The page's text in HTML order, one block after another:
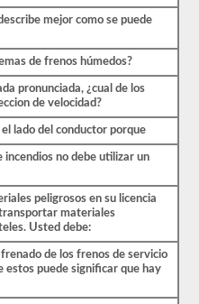
mejor como se puede
de frenos húmedos?
pronunciada, ¿cual de los
de velocidad?
lado del conductor porque
incendios no debe utilizar un
peligrosos en su licencia
materiales
Usted debe:
de los frenos de servicio
estos puede significar que hay